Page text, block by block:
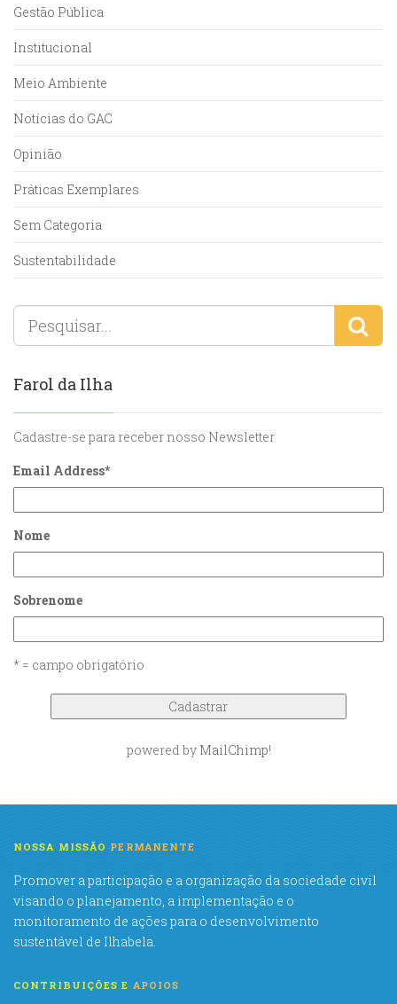
Gestão Pública
Institucional
Meio Ambiente
Notícias do GAC
Opinião
Práticas Exemplares
Sem Categoria
Sustentabilidade
Farol da Ilha
Cadastre-se para receber nosso Newsletter
Email Address*
Nome
Sobrenome
* = campo obrigatório
powered by MailChimp!
NOSSA MISSÃO PERMANENTE
Promover a participação e a organização da sociedade civil
visando o planejamento, a implementação e o
monitoramento de ações para o desenvolvimento
sustentável de Ilhabela.
CONTRIBUIÇÕES E APOIOS